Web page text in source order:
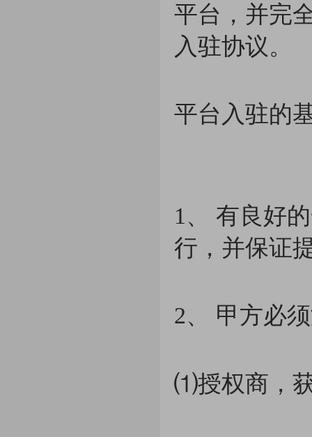
平台，并完
入驻协议。
平台入驻的
1、 有良好
行，并保证
2、 甲方必
⑴授权商，